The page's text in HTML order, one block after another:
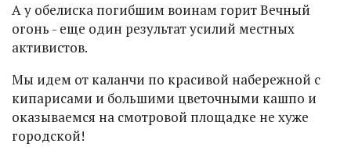
А у обелиска погибшим воинам горит Вечный
огонь - еще один результат усилий местных
активистов.
Мы идем от каланчи по красивой набережной с
кипарисами и большими цветочными кашпо и
оказываемся на смотровой площадке не хуже
городской!